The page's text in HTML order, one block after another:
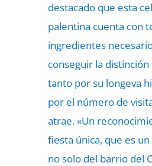
destacado que esta
palentina cuenta con
ingredientes
conseguir la distinción
tanto por su longeva
por el número de
atrae. «Un
fiesta única, que es
no solo del barrio del